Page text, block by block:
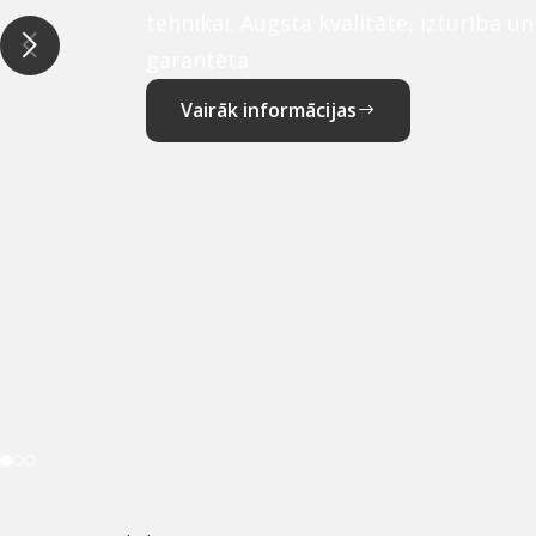
Vairāk informācijas